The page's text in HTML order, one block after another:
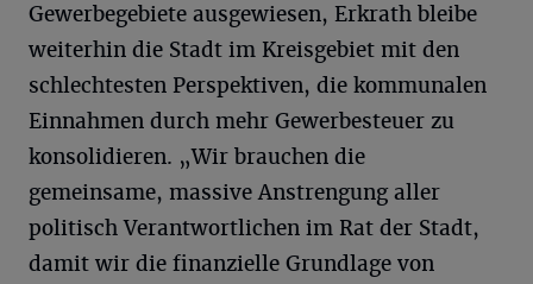
Gewerbegebiete ausgewiesen, Erkrath bleibe
weiterhin die Stadt im Kreisgebiet mit den
schlechtesten Perspektiven, die kommunalen
Einnahmen durch mehr Gewerbesteuer zu
konsolidieren. „Wir brauchen die
gemeinsame, massive Anstrengung aller
politisch Verantwortlichen im Rat der Stadt,
damit wir die finanzielle Grundlage von